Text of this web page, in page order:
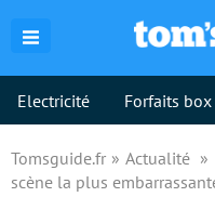
Electricité Forfaits box
Tomsguide.fr Actualité
scène la plus